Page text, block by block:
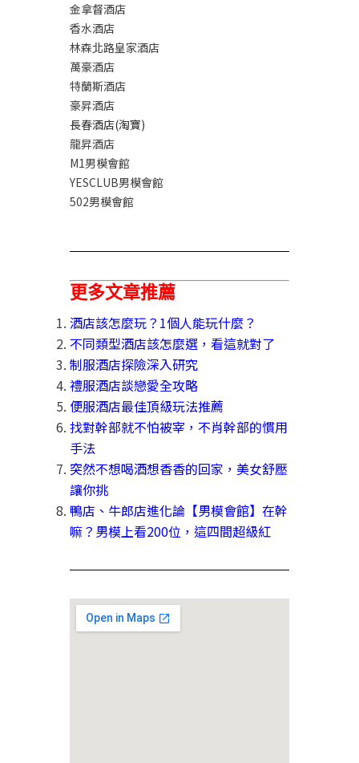
金拿督酒店
香水酒店
林森北路皇家酒店
萬豪酒店
特蘭斯酒店
豪昇酒店
長春酒店(淘寶)
龍昇酒店
M1男模會館
YESCLUB男模會館
502男模會館
更多文章推薦
酒店該怎麼玩？1個人能玩什麼？
不同類型酒店該怎麼選，看這就對了
制服酒店探險深入研究
禮服酒店談戀愛全攻略
便服酒店最佳頂級玩法推薦
找對幹部就不怕被宰，不肖幹部的慣用
手法
突然不想喝酒想香香的回家，美女舒壓
讓你挑
鴨店、牛郎店進化論【男模會館】在幹
嘛？男模上看200位，這四間超級紅